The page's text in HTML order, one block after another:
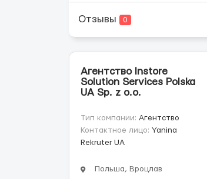
Отзывы 0
Агентство Instore
Solution Services Polska
UA Sp. z o.o.
Тип компании: Агентство
Контактное лицо: Yanina
Rekruter UA
Польша, Вроцлав